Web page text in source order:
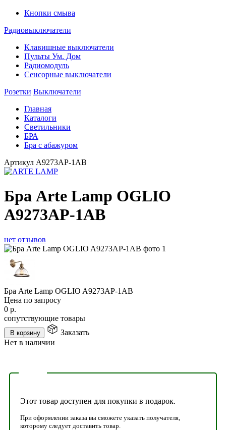
Кнопки смыва
Радиовыключатели
Клавишные выключатели
Пульты Ум. Дом
Радиомодуль
Сенсорные выключатели
Розетки Выключатели
Главная
Каталоги
Светильники
БРА
Бра с абажуром
Артикул A9273AP-1AB
Бра Arte Lamp OGLIO
A9273AP-1AB
нет отзывов
Бра Arte Lamp OGLIO A9273AP-1AB
Цена по запросу
0 р.
сопутствующие товары
В корзину
Заказать
Нет в наличии
Этот товар доступен для покупки в подарок.
При оформлении заказа вы сможете указать получателя,
которому следует доставить товар.